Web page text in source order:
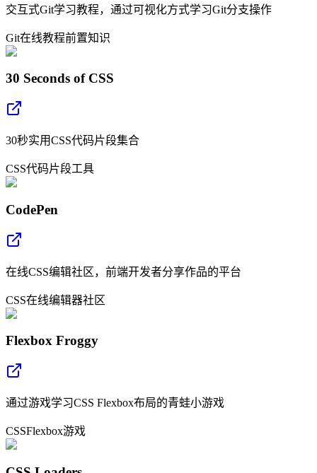
交互式Git学习教程，通过可视化方式学习Git分支操作
Git在线教程前置知识
30 Seconds of CSS
30秒实用CSS代码片段集合
CSS代码片段工具
CodePen
在线CSS编辑社区，前端开发者分享作品的平台
CSS在线编辑器社区
Flexbox Froggy
通过游戏学习CSS Flexbox布局的青蛙小游戏
CSSFlexbox游戏